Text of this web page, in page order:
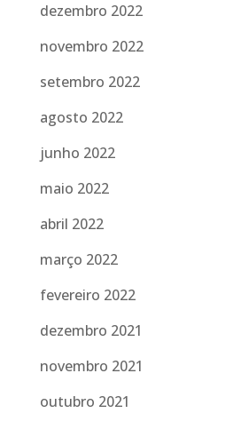
dezembro 2022
novembro 2022
setembro 2022
agosto 2022
junho 2022
maio 2022
abril 2022
março 2022
fevereiro 2022
dezembro 2021
novembro 2021
outubro 2021